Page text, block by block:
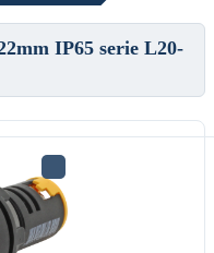
IP65 serie L20-